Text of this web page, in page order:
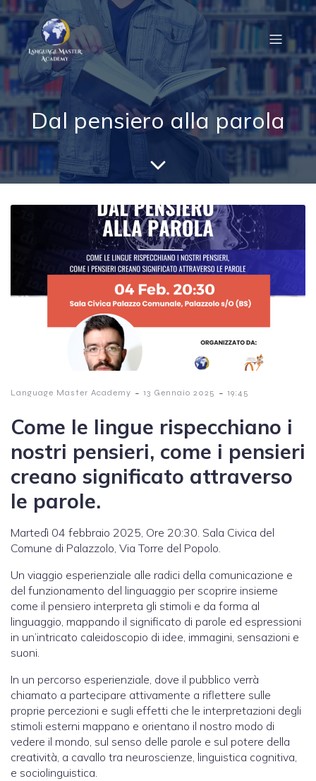
Dal pensiero alla parola
Language Master Academy - 13 Gennaio 2025 - 19:45
Come le lingue rispecchiano i
nostri pensieri, come i pensieri
creano significato attraverso
le parole.
Martedì 04 febbraio 2025, Ore 20:30. Sala Civica del
Comune di Palazzolo, Via Torre del Popolo.
Un viaggio esperienziale alle radici della comunicazione e
del funzionamento del linguaggio per scoprire insieme
come il pensiero interpreta gli stimoli e da forma al
linguaggio, mappando il significato di parole ed espressioni
in un’intricato caleidoscopio di idee, immagini, sensazioni e
suoni.
In un percorso esperienziale, dove il pubblico verrà
chiamato a partecipare attivamente a riflettere sulle
proprie percezioni e sugli effetti che le interpretazioni degli
stimoli esterni mappano e orientano il nostro modo di
vedere il mondo, sul senso delle parole e sul potere della
creatività, a cavallo tra neuroscienze, linguistica cognitiva,
e sociolinguistica.